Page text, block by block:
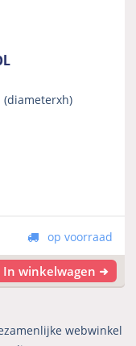
(diameterxh)
op voorraad
In winkelwagen
webwinkel